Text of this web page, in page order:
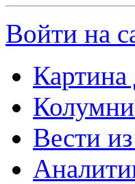
Войти на
Картина
Вести